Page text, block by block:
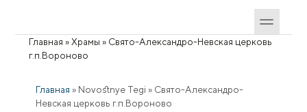
Вы здесь
Главная »Храмы » Свято-Александро-Невская церковь
г.п.Вороново
Главная » Novostnye Tegi » Свято-Александро-
Невская церковь г.п.Вороново